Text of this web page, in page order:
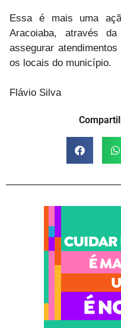
Essa é mais uma
Aracoiaba, através
assegurar
os locais do município.
Flávio Silva